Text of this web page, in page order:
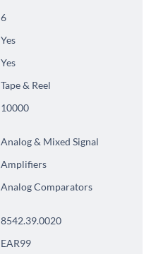
6
Yes
Yes
Tape & Reel
10000
Analog & Mixed Signal
Amplifiers
Analog Comparators
8542.39.0020
EAR99